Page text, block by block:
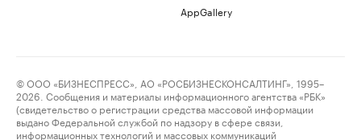
AppGallery
© ООО «БИЗНЕСПРЕСС», АО «РОСБИЗНЕСКОНСАЛТИНГ», 1995–
2026. Сообщения и материалы информационного агентства «РБК»
(свидетельство о регистрации средства массовой информации
выдано Федеральной службой по надзору в сфере связи,
информационных технологий и массовых коммуникаций